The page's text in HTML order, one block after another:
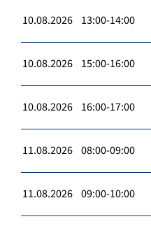
10.08.2026 13:00-14:00
10.08.2026 15:00-16:00
10.08.2026 16:00-17:00
11.08.2026 08:00-09:00
11.08.2026 09:00-10:00